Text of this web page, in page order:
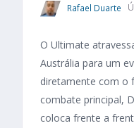
Rafael Duarte
O Ultimate
Austrália para um
diretamente com o
combate principal,
coloca frente a